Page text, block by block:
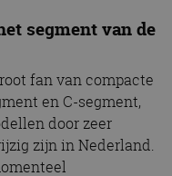
segment van de
fan van compacte
en C-segment,
door zeer
zijn in Nederland.